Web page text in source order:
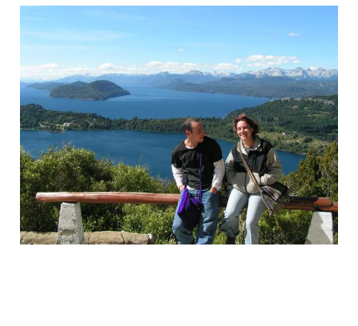
×ª×Ž×¨ ×•× ×ª×™ ×‘×Ž×¦×¤×” ×Œ×™×“ ×‘×¨×™×Œ×•×¦'×”